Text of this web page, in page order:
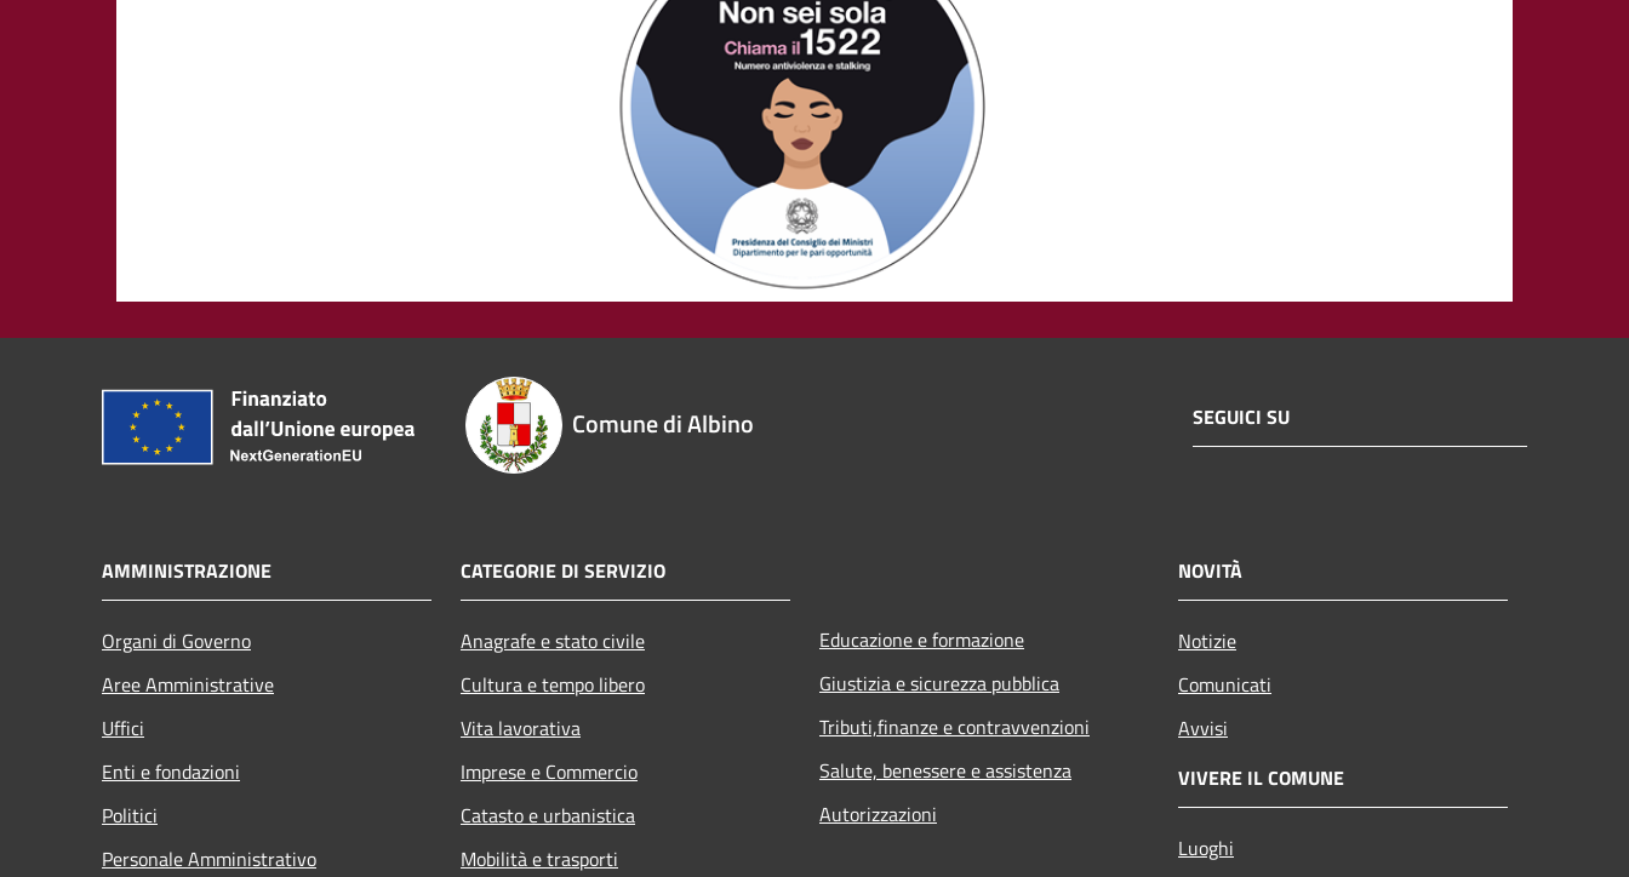
Comune di Albino SEGUICI SU
AMMINISTRAZIONE
Organi di Governo
Aree Amministrative
Uffici
Enti e fondazioni
Politici
Personale Amministrativo
CATEGORIE DI SERVIZIO
Anagrafe e stato civile
Cultura e tempo libero
Vita lavorativa
Imprese e Commercio
Catasto e urbanistica
Mobilità e trasporti
Educazione e formazione
Giustizia e sicurezza pubblica
Tributi,finanze e contravvenzioni
Salute, benessere e assistenza
Autorizzazioni
NOVITÀ
Notizie
Comunicati
Avvisi
VIVERE IL COMUNE
Luoghi